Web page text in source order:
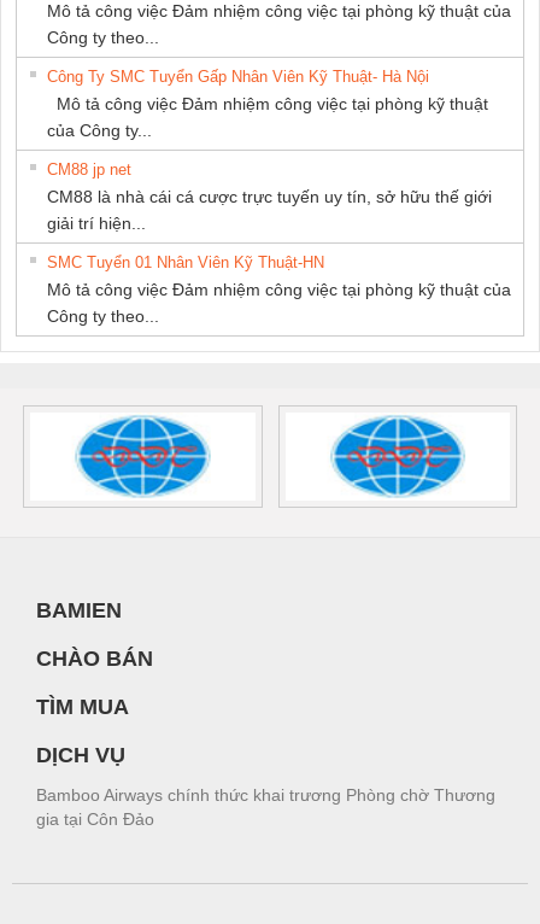
Mô tả công việc Đảm nhiệm công việc tại phòng kỹ thuật của
Công ty theo...
Công Ty SMC Tuyển Gấp Nhân Viên Kỹ Thuật- Hà Nội
Mô tả công việc Đảm nhiệm công việc tại phòng kỹ thuật
của Công ty...
CM88 jp net
CM88 là nhà cái cá cược trực tuyến uy tín, sở hữu thế giới
giải trí hiện...
SMC Tuyển 01 Nhân Viên Kỹ Thuật-HN
Mô tả công việc Đảm nhiệm công việc tại phòng kỹ thuật của
Công ty theo...
BAMIEN
CHÀO BÁN
TÌM MUA
DỊCH VỤ
Bamboo Airways chính thức khai trương Phòng chờ Thương
gia tại Côn Đảo